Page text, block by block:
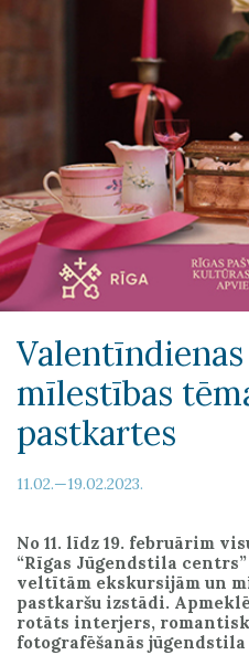
mīlestības
pastkartes
11.02.—19.02.2023.
No 11. līdz 19. februārim
“Rīgas Jūgendstila
veltītām ekskursijām un
pastkaršu izstādi.
rotāts interjers,
fotografēšanās